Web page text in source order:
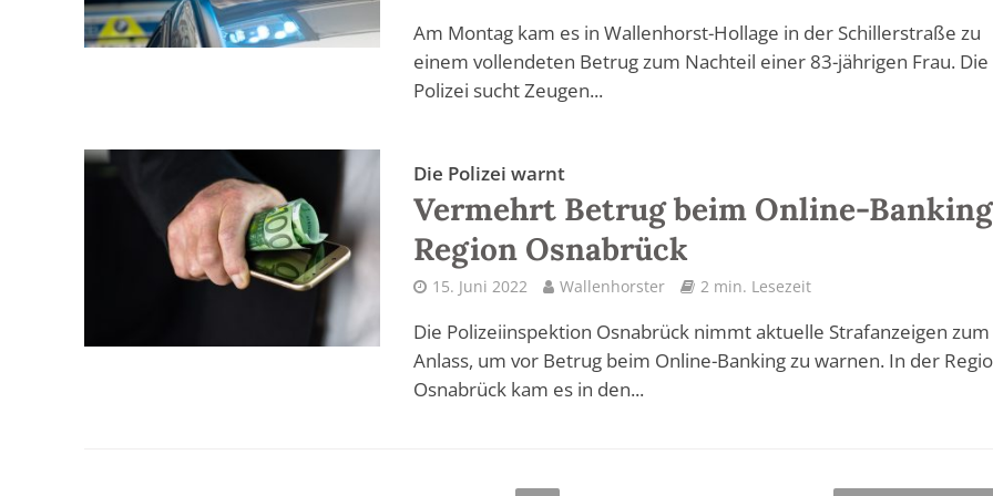
Am Montag kam es in Wallenhorst-Hollage in der Schillerstraße zu
einem vollendeten Betrug zum Nachteil einer 83-jährigen Frau. Die
Polizei sucht Zeugen...
Die Polizei warnt
Vermehrt Betrug beim Online-
Region Osnabrück
15. Juni 2022 Wallenhorster 2 min. Lesezeit
Die Polizeiinspektion Osnabrück nimmt aktuelle Strafanzeigen zum
Anlass, um vor Betrug beim Online-Banking zu warnen. In der
Osnabrück kam es in den...